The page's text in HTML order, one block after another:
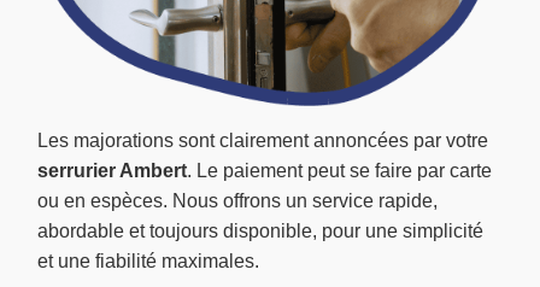
Les majorations sont clairement annoncées par votre
serrurier Ambert. Le paiement peut se faire par carte
ou en espèces. Nous offrons un service rapide,
abordable et toujours disponible, pour une simplicité
et une fiabilité maximales.